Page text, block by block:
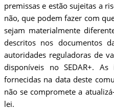
premissas e estão sujeitas a
não, que podem fazer com
sejam materialmente
descritos nos documentos
autoridades reguladoras de
disponíveis no SEDAR+. As
fornecidas na data deste
não se compromete a
lei.